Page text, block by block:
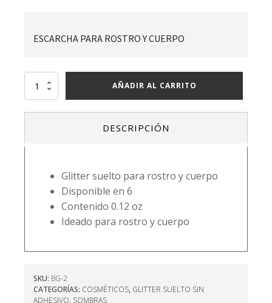
ESCARCHA PARA ROSTRO Y CUERPO
GLITTER
AÑADIR AL CARRITO
DESCRIPCIÓN
Glitter suelto para rostro y cuerpo
Disponible en 6
Contenido 0.12 oz
Ideado para rostro y cuerpo
SKU: BG-2
CATEGORÍAS: COSMÉTICOS, GLITTER SUELTO SIN
ADHESIVO, SOMBRAS